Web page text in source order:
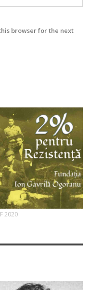
browser for the next
2020